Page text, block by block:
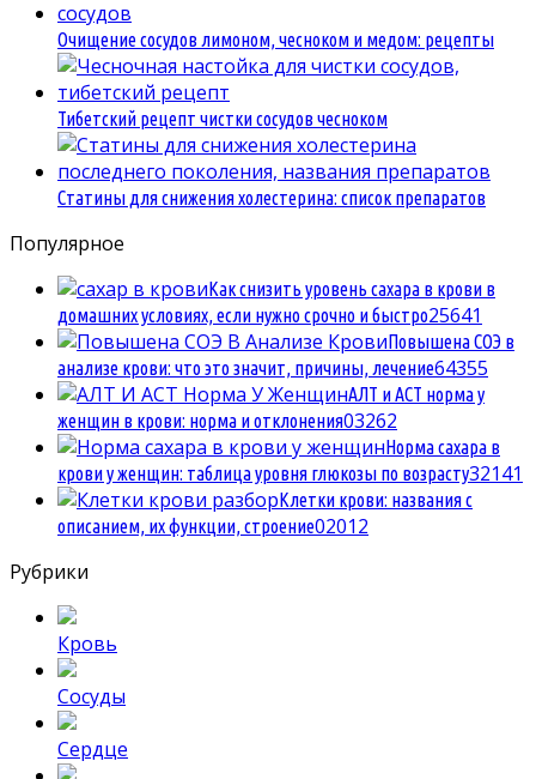
Очищение сосудов лимоном, чесноком и медом: рецепты
Тибетский рецепт чистки сосудов чесноком
Статины для снижения холестерина: список препаратов
Популярное
Как снизить уровень сахара в крови в
домашних условиях, если нужно срочно и быстро25641
Повышена СОЭ в
анализе крови: что это значит, причины, лечение64355
АЛТ и АСТ норма у
женщин в крови: норма и отклонения03262
Норма сахара в
крови у женщин: таблица уровня глюкозы по возрасту32141
Клетки крови: названия с
описанием, их функции, строение02012
Рубрики
Кровь
Сосуды
Сердце